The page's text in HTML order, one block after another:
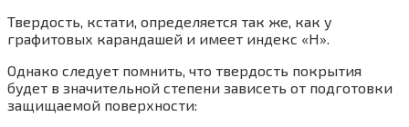
Твердость, кстати, определяется так же, как у
графитовых карандашей и имеет индекс «H».
Однако следует помнить, что твердость покрытия
будет в значительной степени зависеть от подготовки
защищаемой поверхности: